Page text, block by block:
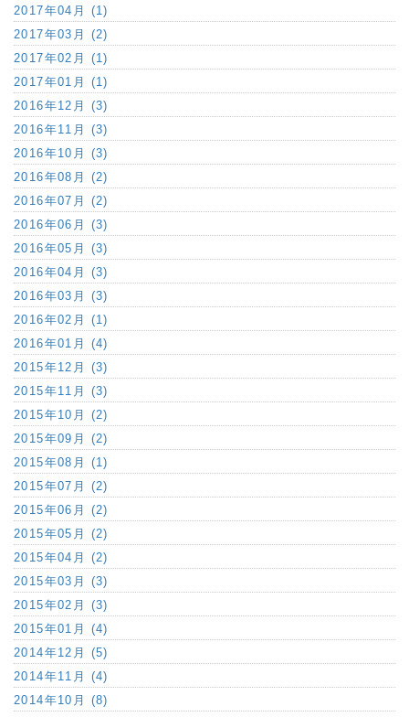
2017年04月 (1)
2017年03月 (2)
2017年02月 (1)
2017年01月 (1)
2016年12月 (3)
2016年11月 (3)
2016年10月 (3)
2016年08月 (2)
2016年07月 (2)
2016年06月 (3)
2016年05月 (3)
2016年04月 (3)
2016年03月 (3)
2016年02月 (1)
2016年01月 (4)
2015年12月 (3)
2015年11月 (3)
2015年10月 (2)
2015年09月 (2)
2015年08月 (1)
2015年07月 (2)
2015年06月 (2)
2015年05月 (2)
2015年04月 (2)
2015年03月 (3)
2015年02月 (3)
2015年01月 (4)
2014年12月 (5)
2014年11月 (4)
2014年10月 (8)